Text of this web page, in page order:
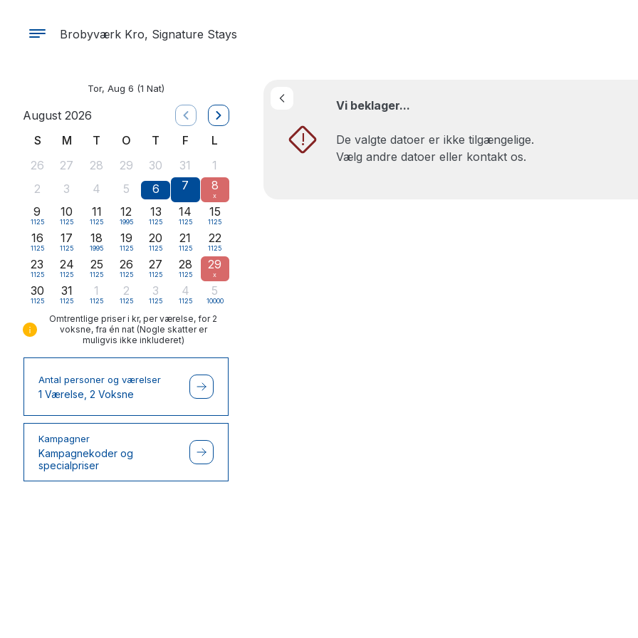
Brobyværk Kro, Signature Stays
Tor, Aug 6 (1 Nat)
August 2026
S
M T O T F
L
26
27 28 29 30 31
1
2
3 4 5 6 7 8
x
9
1125
10
1125
11
1125
12
1995
13
1125
14
1125
15
1125
16
1125
17
1125
18
1995
19
1125
20
1125
21
1125
22
1125
23
1125
24
1125
25
1125
26
1125
27
1125
28
1125
29
x
30
1125
31
1125
1
1125
2
1125
3
1125
4
1125
5
10000
Omtrentlige priser i kr, per værelse, for 2
voksne, fra én nat (Nogle skatter er
muligvis ikke inkluderet)
Antal personer og værelser
1 Værelse, 2 Voksne
Kampagner
Kampagnekoder og
specialpriser
!
Vi beklager...
De valgte datoer er ikke tilgængelige.
Vælg andre datoer eller kontakt os.